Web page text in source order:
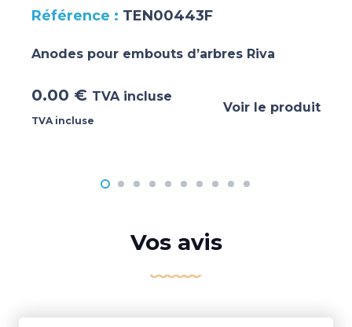
TEN00443F
Anodes pour embouts d’arbres Riva
0.00 € TVA incluse
TVA incluse
Voir le produit
Vos avis